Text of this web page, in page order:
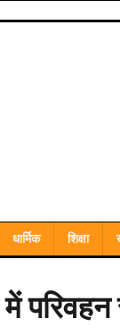
धार्मिक शिक्षा